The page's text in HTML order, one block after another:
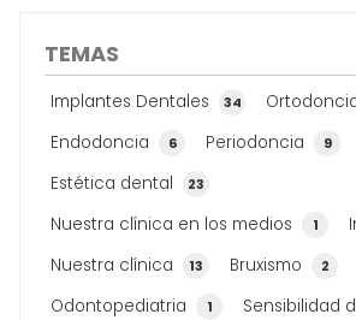
TEMAS
Implantes Dentales 34
Endodoncia 6 Periodoncia 9
Estética dental 23
Nuestra clínica en los medios 1
Nuestra clínica 13 Bruxismo 2
Odontopediatria 1 Sensibilidad
unos resultados excelentes tras